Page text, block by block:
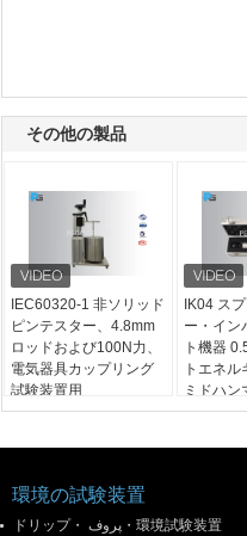
その他の製品
IEC60320-1 非ソリッド
ピンテスター、4.8mm
ロッドおよび100N力、
電気器具カップリング
試験装置用
IK04 ス
ー・イン
ト機器
トエネル
ミドハン
環境の試験装置
ドリップ・ پروف・環境試験装置